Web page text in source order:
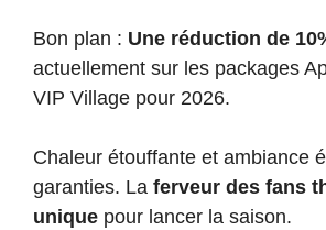
Bon plan : Une réduction de
actuellement sur les packages
VIP Village pour 2026.
Chaleur étouffante et ambiance
garanties. La ferveur des fans
unique pour lancer la saison.